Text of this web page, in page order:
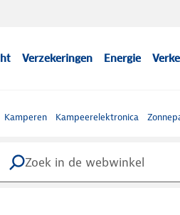
Verzekeringen Energie
Kamperen Kampeerelektronica